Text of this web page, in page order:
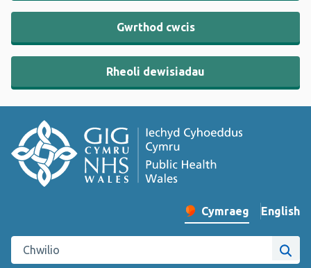
Gwrthod cwcis
Rheoli dewisiadau
Newid iaith y wefan
Cymraeg English
–
Chwilio gwefan Iechyd Cyhoeddus Cymru